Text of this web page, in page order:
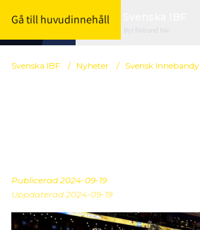
Gå till huvudinnehåll
Byt förbund här
Svenska IBF / Nyheter / Svensk Innebandy
Publicerad 2024-09-19
Uppdaterad 2024-09-19